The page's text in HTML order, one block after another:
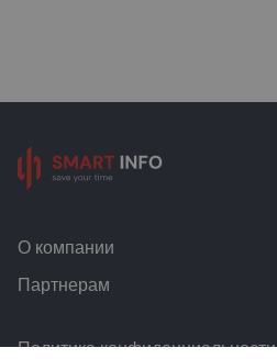
О компании
Партнерам
Политика конфиденциальности